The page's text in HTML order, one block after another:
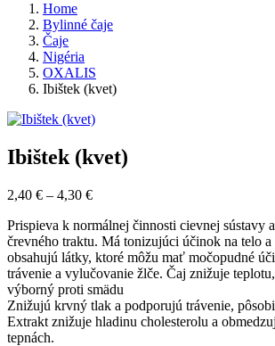
Home
Bylinné čaje
Čaje
Nigéria
OXALIS
Ibištek (kvet)
Ibištek (kvet)
2,40 € – 4,30 €Price
2,40 €
through
4,30 €
Prispieva k normálnej činnosti cievnej sústavy
črevného traktu. Má tonizujúci účinok na telo
obsahujú látky, ktoré môžu mať močopudné
trávenie a vylučovanie žlče. Čaj znižuje
výborný proti smädu
Znižujú krvný tlak a podporujú trávenie,
Extrakt znižuje hladinu cholesterolu a
tepnách.